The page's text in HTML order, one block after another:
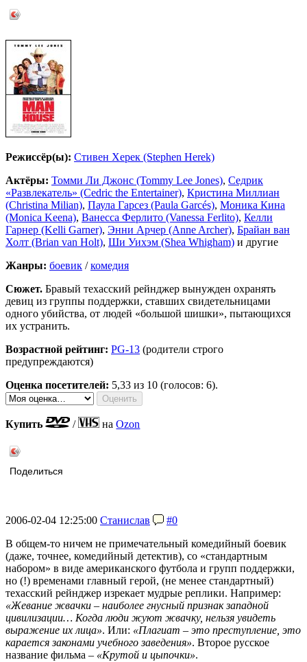
Режиссёр(ы): Стивен Херек (Stephen Herek)
Актёры: Томми Ли Джонс (Tommy Lee Jones), Седрик
«Развлекатель» (Cedric the Entertainer), Кристина Миллиан
(Christina Milian), Паула Гарсез (Paula Garcés), Моника Кина
(Monica Keena), Ванесса Ферлито (Vanessa Ferlito), Келли
Гарнер (Kelli Garner), Энни Арчер (Anne Archer), Брайан ван
Холт (Brian van Holt), Ши Уихэм (Shea Whigham) и другие
Жанры: боевик /комедия
Сюжет. Бравый техасский рейнджер вынужден охранять
девиц из группы поддержки, ставших свидетельницами
одного убийства, от людей «большой шишки», пытающихся
их устранить.
Возрастной рейтинг: PG-13 (родители строго
предупреждаются)
Оценка посетителей: 5,33 из 10 (голосов: 6).
Купить / наOzon
Поделиться
2006-02-04 12:25:00 Станислав
#0
В общем-то ничем не примечательный комедийный боевик
(даже, точнее, комедийный детектив), со «стандартным
набором» в виде американского футбола и групп поддержки,
но (!) временами главный герой, (не менее стандартный)
техасский рейнджер изрекает мудрые реплики. Например:
«Жевание жвачки – наиболее гнусный признак западной
цивилизации… Когда люди жуют жвачку, нельзя увидеть
выражение их лица». Или: «Плагиат – это преступление, это
карается законами учебного заведения». Второе русское
название фильма – «Крутой и цыпочки».